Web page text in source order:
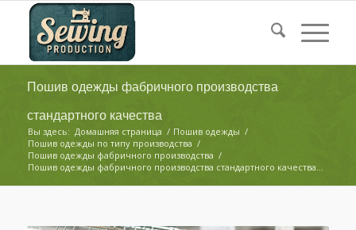
Пошив одежды фабричного производства
стандартного качества
Вы здесь: Домашняя страница / Пошив одежды /
Пошив одежды по типу производства /
Пошив одежды фабричного производства /
Пошив одежды фабричного производства стандартного качества...